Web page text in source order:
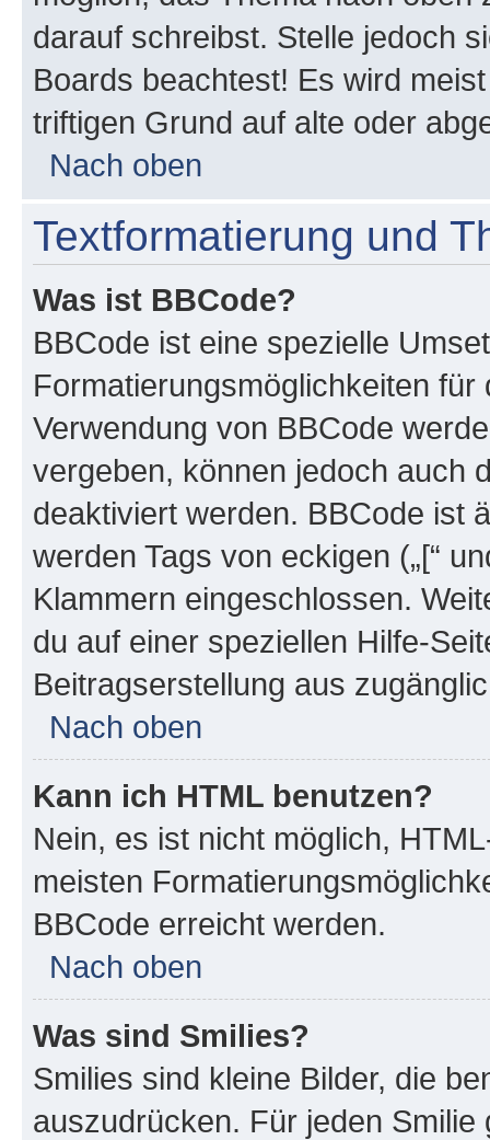
darauf schreibst. Stelle jedoch
Boards beachtest! Es wird
triftigen Grund auf alte oder
Nach oben
Textformatierung und
Was ist BBCode?
BBCode ist eine spezielle
Formatierungsmöglichkeiten
Verwendung von BBCode
vergeben, können jedoch auch
deaktiviert werden. BBCode ist
werden Tags von eckigen („[“
Klammern eingeschlossen.
du auf einer speziellen Hilfe-
Beitragserstellung aus
Nach oben
Kann ich HTML benutzen?
Nein, es ist nicht möglich,
meisten
BBCode erreicht werden.
Nach oben
Was sind Smilies?
Smilies sind kleine Bilder, die
auszudrücken. Für jeden